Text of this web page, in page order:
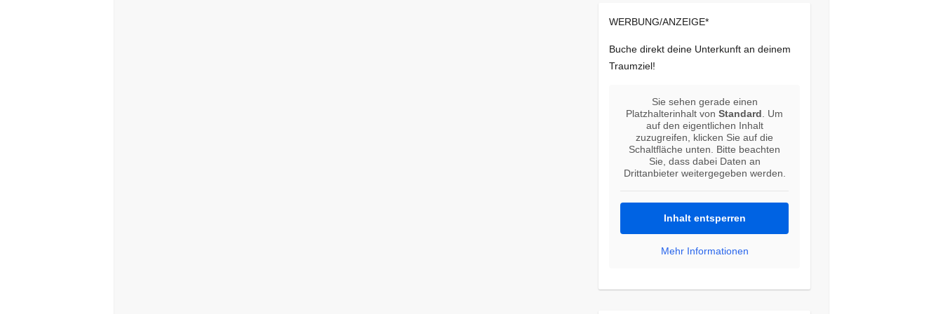
WERBUNG/ANZEIGE*
Buche direkt deine Unterkunft an deinem
Traumziel!
Sie sehen gerade einen
Platzhalterinhalt vonStandard . Um
auf den eigentlichen Inhalt
zuzugreifen, klicken Sie auf die
Schaltfläche unten. Bitte beachten
Sie, dass dabei Daten an
Drittanbieter weitergegeben werden.
Inhalt entsperren
Mehr Informationen